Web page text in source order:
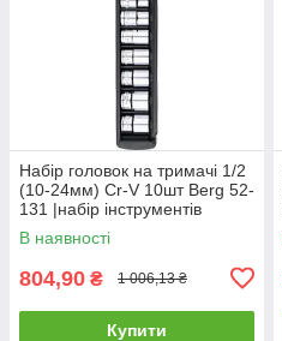
Набір головок на тримачі 1/2
(10-24мм) Cr-V 10шт Berg 52-
131 |набір інструментів
Набор головок на держателе
1/2 (10-24мм) Cr-V
В наявності
804,90 ₴ 1 006,13 ₴
Купити